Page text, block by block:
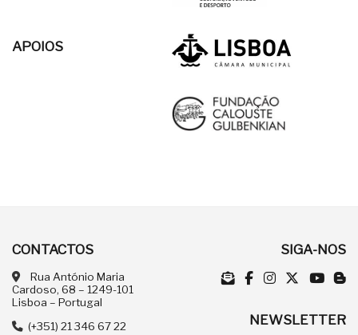
APOIOS
CONTACTOS
Rua António Maria
Cardoso, 68 – 1249-101
Lisboa – Portugal
(+351) 21 346 67 22
SIGA-NOS
NEWSLETTER